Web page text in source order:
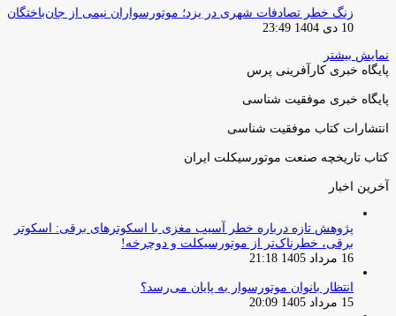
زنگ خطر تصادفات شهری در یزد؛ موتورسواران نیمی از جان‌باختگان
10 دی 1404 23:49
نمایش بیشتر
پایگاه خبری کارآفرینی پرس
پایگاه خبری موفقیت شناسی
انتشارات کتاب موفقیت شناسی
کتاب تاریخچه صنعت موتورسیکلت ایران
آخرین اخبار
پژوهش تازه درباره خطر آسیب مغزی با اسکوترهای برقی: اسکوتر
برقی، خطرناک‌تر از موتورسیکلت و دوچرخه!
16 مرداد 1405 21:18
انتظار بانوان موتورسوار به پایان می‌رسد؟
15 مرداد 1405 20:09